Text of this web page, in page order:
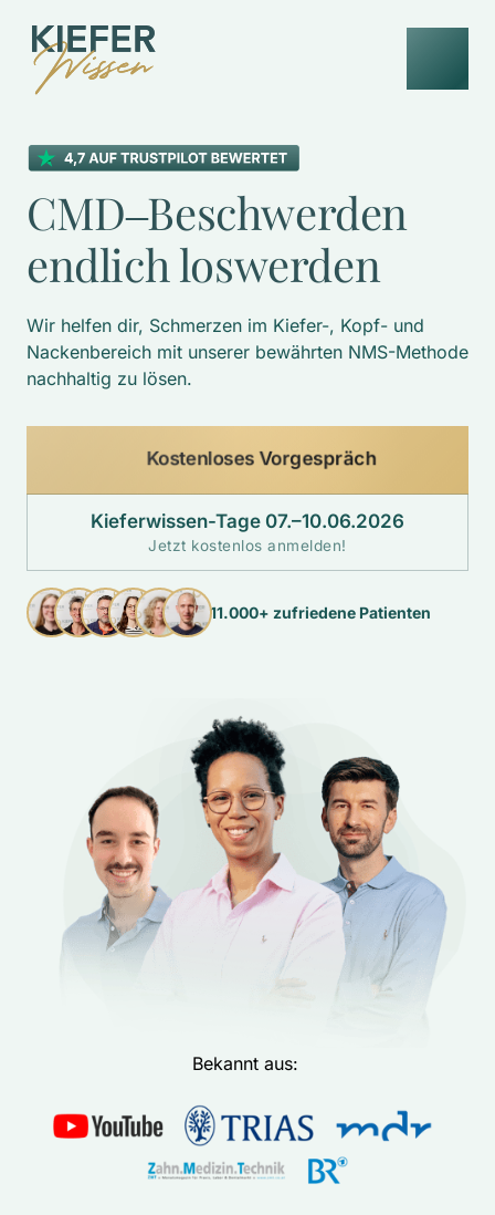
CMD‒
endlich loswerden
Wir helfen dir, Schmerzen im Kiefer-, Kopf- und
Nackenbereich mit unserer bewährten NMS-Methode
nachhaltig zu lösen.
Kostenloses Vorgespräch
Kieferwissen-Tage 07.–10.06.2026
Jetzt kostenlos anmelden!
11.000+ zufriedene Patienten
Bekannt aus: